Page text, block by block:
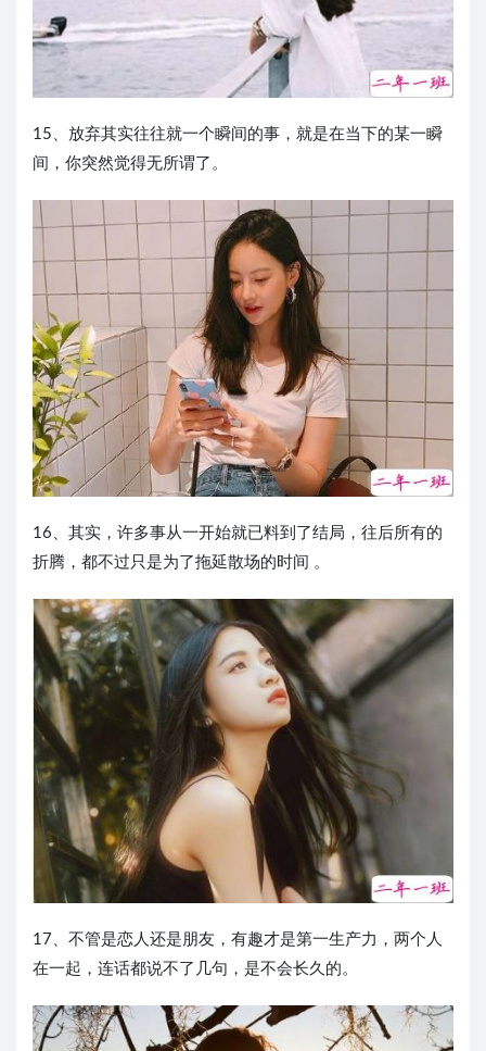
15、放弃其实往往就一个瞬间的事，就是在当下的某一瞬
间，你突然觉得无所谓了。
16、其实，许多事从一开始就已料到了结局，往后所有的
折腾，都不过只是为了拖延散场的时间 。
17、不管是恋人还是朋友，有趣才是第一生产力，两个人
在一起，连话都说不了几句，是不会长久的。